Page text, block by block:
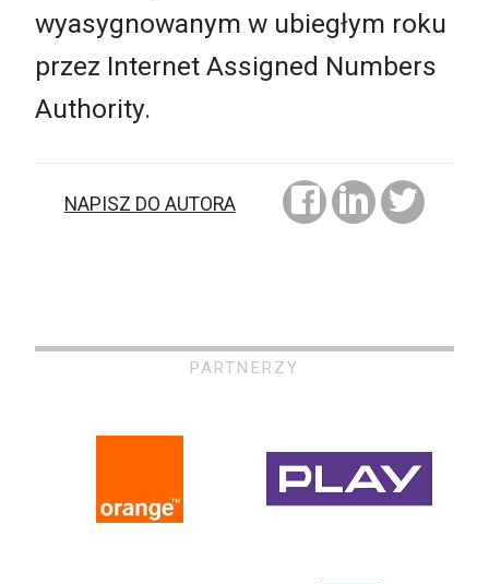
wyasygnowanym w ubiegłym roku
przez Internet Assigned Numbers
Authority.
NAPISZ DO AUTORA
PARTNERZY